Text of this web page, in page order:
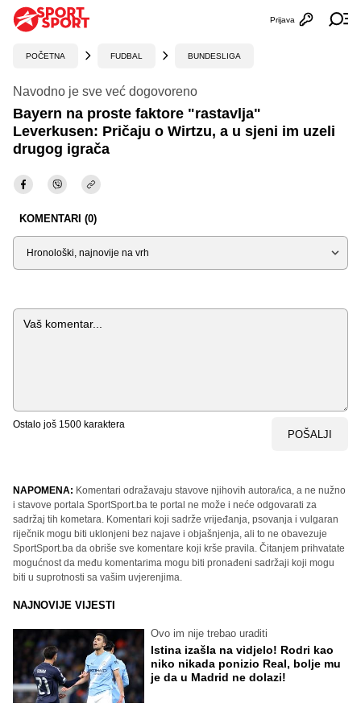
Otvori
Prijava
POČETNA FUDBAL BUNDESLIGA
Navodno je sve već dogovoreno
Bayern na proste faktore "rastavlja"
Leverkusen: Pričaju o Wirtzu, a u sjeni im uzeli
drugog igrača
KOMENTARI (0)
Sortiraj
Komentar
Ostalo još 1500 karaktera
POŠALJI
NAPOMENA: Komentari odražavaju stavove njihovih autora/ica, a ne nužno
i stavove portala SportSport.ba te portal ne može i neće odgovarati za
sadržaj tih kometara. Komentari koji sadrže vrijeđanja, psovanja i vulgaran
riječnik mogu biti uklonjeni bez najave i objašnjenja, ali to ne obavezuje
SportSport.ba da obriše sve komentare koji krše pravila. Čitanjem prihvatate
mogućnost da među komentarima mogu biti pronađeni sadržaji koji mogu
biti u suprotnosti sa vašim uvjerenjima.
NAJNOVIJE VIJESTI
Ovo im nije trebao uraditi
Istina izašla na vidjelo! Rodri kao
niko nikada ponizio Real, bolje mu
je da u Madrid ne dolazi!